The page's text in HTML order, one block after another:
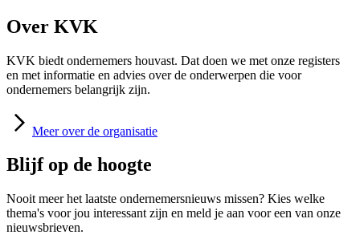
Over KVK
KVK biedt ondernemers houvast. Dat doen we met onze registers
en met informatie en advies over de onderwerpen die voor
ondernemers belangrijk zijn.
Meer over de organisatie
Blijf op de hoogte
Nooit meer het laatste ondernemersnieuws missen? Kies welke
thema's voor jou interessant zijn en meld je aan voor een van onze
nieuwsbrieven.